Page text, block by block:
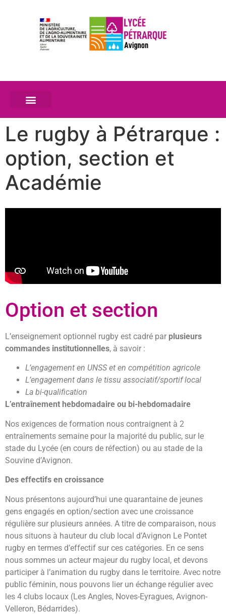
Le rugby à Pétrarque :
option, section et
Académie
Option et section
L’enseignement optionnel rugby est cadré par plusieurs
commandes institutionnelles, à savoir :
L’engagement en UNSS et en compétition agricole
L’engagement dans le tissu associatif/sportif local
La bi-qualification
L’entraînement hebdomadaire ou bi-hebdomadaire
Nos exigences de formation nous contraignent à 2
entraînements semaine pour la majorité du public, sur le
stade du Lycée (en cours de réfection) ou au stade de la
Souvine d’Avignon.
Des effectifs en croissance
Nous présentons aujourd’hui une quarantaine de jeunes
gens engagés en option/section avec une croissance
régulière sur plusieurs années. A titre de comparaison, nous
nous situons à hauteur du club local d’Avignon Le Pontet
rugby en termes d’effectif sur ces catégories. En ce sens
nous sommes un acteur majeur du rugby local, et devons
participer à l’animation du rugby dans le territoire. Avec notre
public féminin, nous pouvons lier un échange régulier avec
les 4 clubs locaux (Les Angles, Noves-Eyragues, Avignon-
Velleron, Bédarrides).